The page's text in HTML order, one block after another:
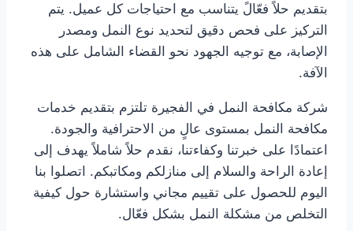
بتقديم حلاً فعّالً يتناسب مع احتياجات كل عميل. يتم
التركيز على فحص دقيق لتحديد نوع النمل ومصدر
الإصابة، مع توجيه الجهود نحو القضاء الشامل على هذه
الآفة.
شركة مكافحة النمل في الفجيرة تلتزم بتقديم خدمات
مكافحة النمل بمستوى عالٍ من الاحترافية والجودة.
اعتمادًا على خبرتنا وكفاءتنا، نقدم حلاً شاملاً يهدف إلى
إعادة الراحة والسلام إلى منازلكم ومكاتبكم. اتصلوا بنا
اليوم للحصول على تقييم مجاني واستشارة حول كيفية
التخلص من مشكلة النمل بشكل فعّال.